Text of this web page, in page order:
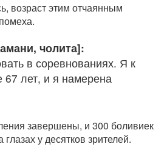
возраст этим отчаянным
чолита]:
в соревнованиях. Я к
67 лет, и я намерена
завершены, и 300 боливиек
у десятков зрителей.